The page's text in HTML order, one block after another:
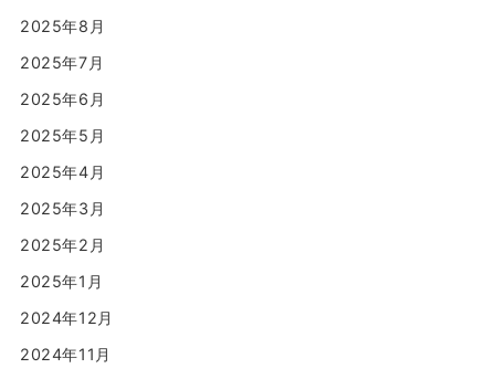
2025年8月
2025年7月
2025年6月
2025年5月
2025年4月
2025年3月
2025年2月
2025年1月
2024年12月
2024年11月